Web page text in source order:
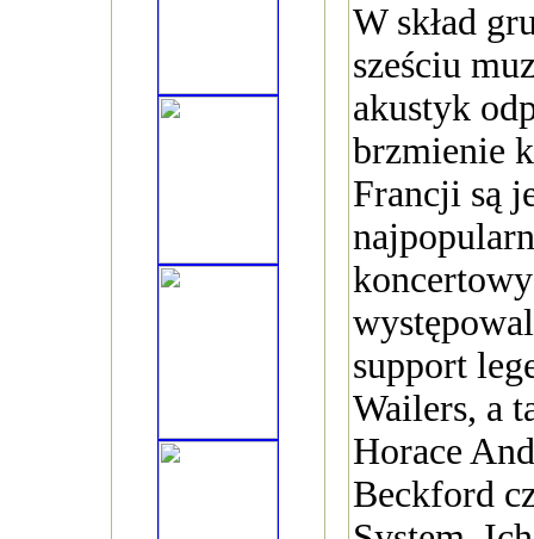
W skład
sześciu
akustyk
brzmienie
Francji są
support
Wailers, a
Horace
Beckford